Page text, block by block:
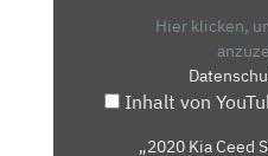
(PHEV):
ELEKTRIFIZIERTER
Hier klicken,
Inhalt von
„2020 Kia Ceed